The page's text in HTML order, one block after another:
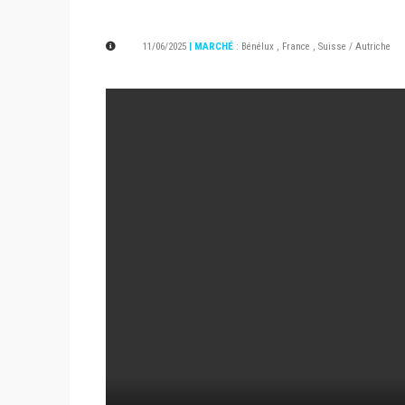
11/06/2025 | MARCHÉ : Bénélux , France , Suisse / Autriche